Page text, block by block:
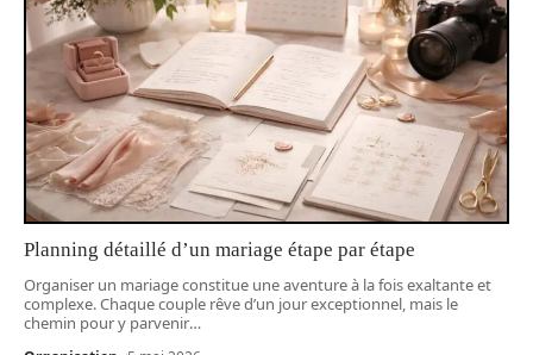
Planning détaillé d’un mariage étape par étape
Organiser un mariage constitue une aventure à la fois exaltante et
complexe. Chaque couple rêve d’un jour exceptionnel, mais le
chemin pour y parvenir…